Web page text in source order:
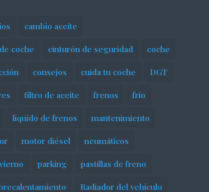
cambio aceite
coche cinturón de seguridad coche
consejos cuida tu coche DGT
filtro de aceite frenos frío
líquido de frenos mantenimiento
motor diésel neumáticos
parking pastillas de freno
Radiador del vehículo